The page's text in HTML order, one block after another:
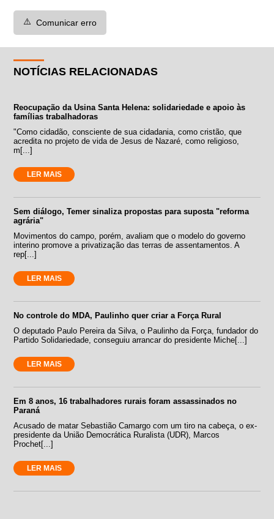
⚠️ Comunicar erro
NOTÍCIAS RELACIONADAS
Reocupação da Usina Santa Helena: solidariedade e apoio às
famílias trabalhadoras
"Como cidadão, consciente de sua cidadania, como cristão, que
acredita no projeto de vida de Jesus de Nazaré, como religioso,
m[...]
LER MAIS
Sem diálogo, Temer sinaliza propostas para suposta "reforma
agrária"
Movimentos do campo, porém, avaliam que o modelo do governo
interino promove a privatização das terras de assentamentos. A
rep[...]
LER MAIS
No controle do MDA, Paulinho quer criar a Força Rural
O deputado Paulo Pereira da Silva, o Paulinho da Força, fundador do
Partido Solidariedade, conseguiu arrancar do presidente Miche[...]
LER MAIS
Em 8 anos, 16 trabalhadores rurais foram assassinados no
Paraná
Acusado de matar Sebastião Camargo com um tiro na cabeça, o ex-
presidente da União Democrática Ruralista (UDR), Marcos
Prochet[...]
LER MAIS